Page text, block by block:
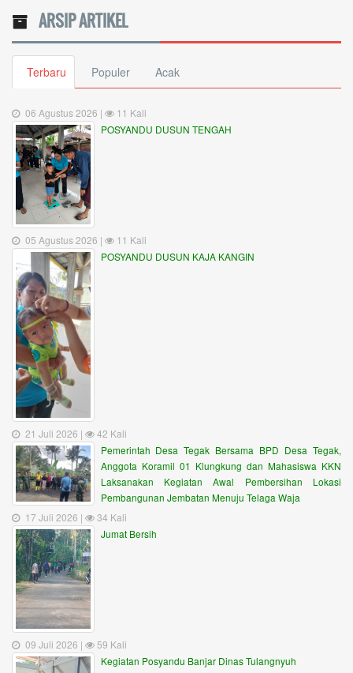
ARSIP ARTIKEL
Terbaru Populer Acak
06 Agustus 2026 |
11 Kali
POSYANDU DUSUN TENGAH
05 Agustus 2026 |
11 Kali
POSYANDU DUSUN KAJA KANGIN
21 Juli 2026 |
42 Kali
Pemerintah Desa Tegak Bersama BPD Desa Tegak,
Anggota Koramil 01 Klungkung dan Mahasiswa KKN
Laksanakan Kegiatan Awal Pembersihan Lokasi
Pembangunan Jembatan Menuju Telaga Waja
17 Juli 2026 |
34 Kali
Jumat Bersih
09 Juli 2026 |
59 Kali
Kegiatan Posyandu Banjar Dinas Tulangnyuh